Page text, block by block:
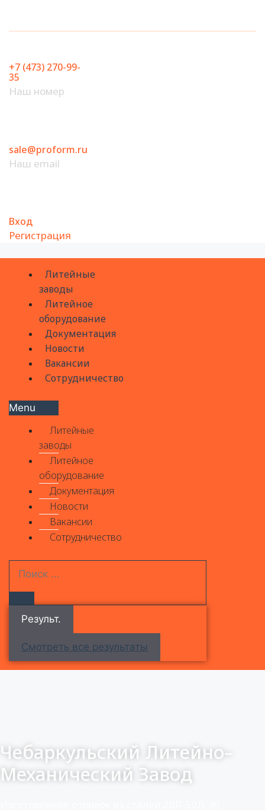
+7 (473) 270-99-
35
Наш номер
sale@proform.ru
Наш email
Вход
Регистрация
Литейные
заводы
Литейное
оборудование
Документация
Новости
Вакансии
Сотрудничество
Menu
Литейные
заводы
Литейное
оборудование
Документация
Новости
Вакансии
Сотрудничество
Результ.
Смотреть все результаты
Чебаркульский Литейно–
Механический Завод